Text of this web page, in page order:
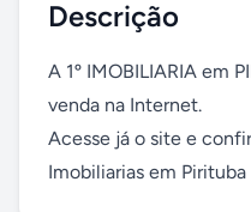
Descrição
A 1º IMOBILIARIA em
venda na Internet.
Acesse já o site e
Imobiliarias em Pirituba